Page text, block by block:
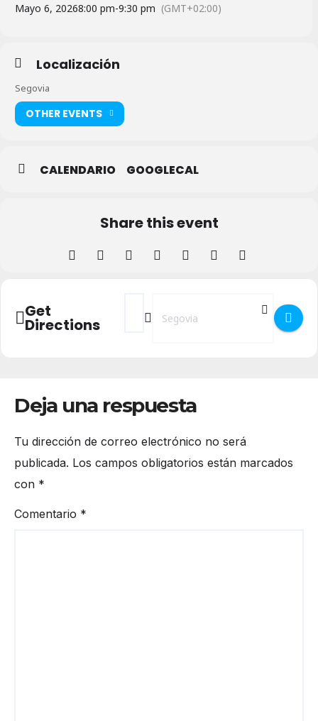
Mayo 6, 20268:00 pm-9:30 pm (GMT+02:00)
Localización
Segovia
OTHER EVENTS
CALENDARIO GOOGLECAL
Share this event
Get
Directions
Address - Voces del Mundo con el Coro
Destination Address - Voces del
Deja una respuesta
Tu dirección de correo electrónico no será
publicada. Los campos obligatorios están marcados
con *
Comentario *